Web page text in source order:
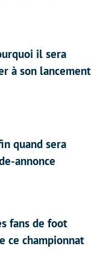
il sera
à son lancement
quand sera
annonce
fans de foot
ce championnat